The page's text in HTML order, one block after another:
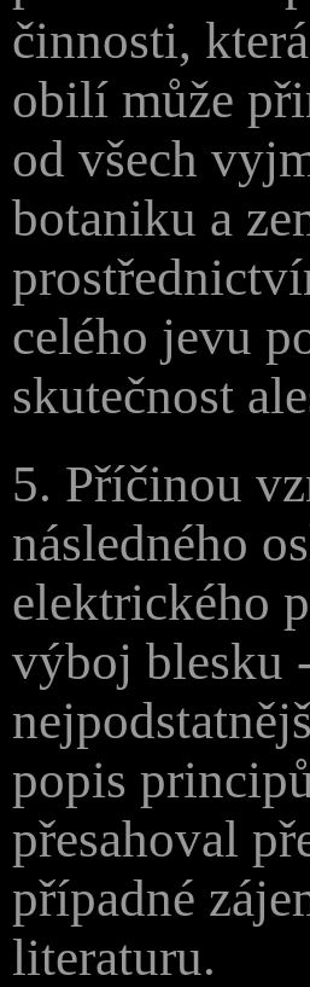
činnosti,
obilí může
od všech
botaniku a
celého jevu
skutečnost
5. Příčinou
následného
elektrického
výboj blesku
popis
přesahoval
případné
literaturu.